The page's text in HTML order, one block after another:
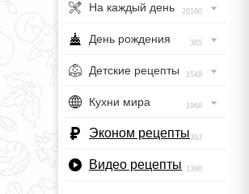
На каждый день 20160
День рождения 385
Детские рецепты 1548
Кухни мира 1968
Эконом рецепты393
Видео рецепты 1396